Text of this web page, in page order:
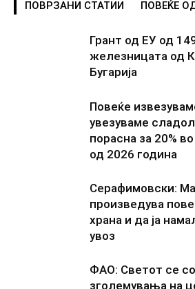
ПОВРЗАНИ СТАТИИ ПОВЕЌЕ
Грант од ЕУ од
железницата од
Бугарија
Повеќе
увезуваме
порасна за 20%
од 2026 година
Серафимовски:
произведува
храна и да ја
увоз
ФАО: Светот се
зголемувања на